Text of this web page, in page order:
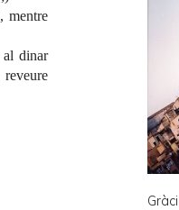
mentre
al dinar